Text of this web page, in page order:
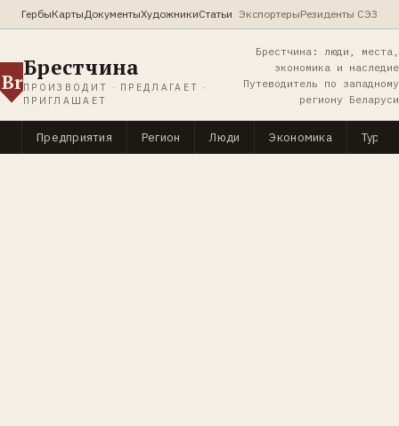
ГербыКартыДокументыХудожникиСтатьи ЭкспортерыРезиденты СЭЗ
Br
Брестчина
ПРОИЗВОДИТ · ПРЕДЛАГАЕТ ·
ПРИГЛАШАЕТ
Брестчина: люди, места,
экономика и наследие
Путеводитель по западному
региону Беларуси
Предприятия Регион Люди Экономика